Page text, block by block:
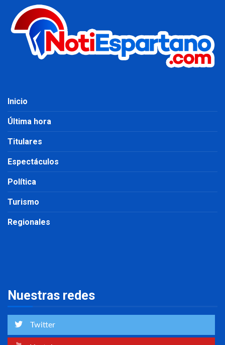
Inicio
Última hora
Titulares
Espectáculos
Política
Turismo
Regionales
Nuestras redes
Twitter